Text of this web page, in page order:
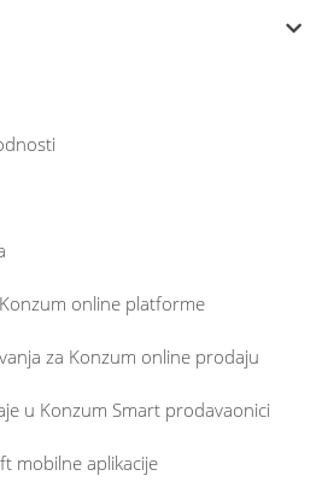
online platforme
za Konzum online prodaju
u Konzum Smart prodavaonici
mobilne aplikacije